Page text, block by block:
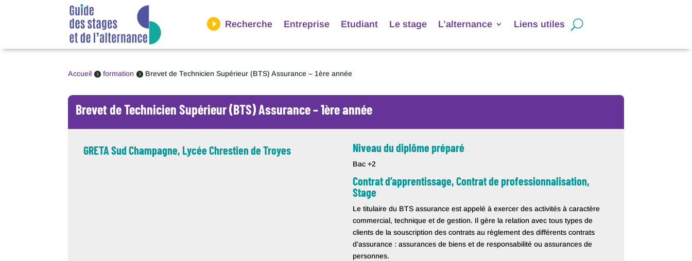
Recherche Entreprise Etudiant Le stage L’alternance Liens utiles
Accueil  formation  Brevet de Technicien Supérieur (BTS) Assurance – 1ère année
Brevet de Technicien Supérieur (BTS) Assurance – 1ère année
GRETA Sud Champagne, Lycée Chrestien de Troyes Niveau du diplôme préparé
Bac +2
Contrat d’apprentissage, Contrat de professionnalisation,
Stage
Le titulaire du BTS assurance est appelé à exercer des activités à caractère
commercial, technique et de gestion. Il gère la relation avec tous types de
clients de la souscription des contrats au règlement des différents contrats
d’assurance : assurances de biens et de responsabilité ou assurances de
personnes.
Panneau de gestion des cookies